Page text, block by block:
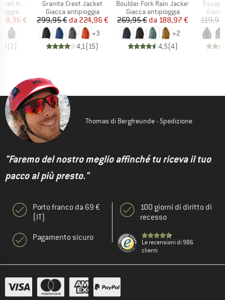
Jacket
ridotto
€
(2)
Articolo
Granite Crest Jacket
Gruppo di prodotti
Giacca antipioggia
Prezzo
299,95 € Prezzo ridotto
da 224,96 €
+3
4,1(15)
Articolo
Boulder Fork Rain Jacket
Gruppo di prodotti
Giacca antipioggia
Prezzo
269,95 € Prezzo ridotto
da 188,97 €
+2
4,5(4)
Articolo
119,95
Thomas di Bergfreunde - Spedizione
"Faremo del nostro meglio affinché tu riceva il tuo
pacco al più presto."
Porto franco da 69 €
(IT)
Pagamento sicuro
100 giorni di diritto di
recesso
Le recensioni di 986
clienti